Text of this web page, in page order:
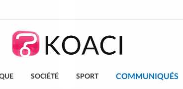
SOCIÉTÉ SPORT COMMUNIQUÉS